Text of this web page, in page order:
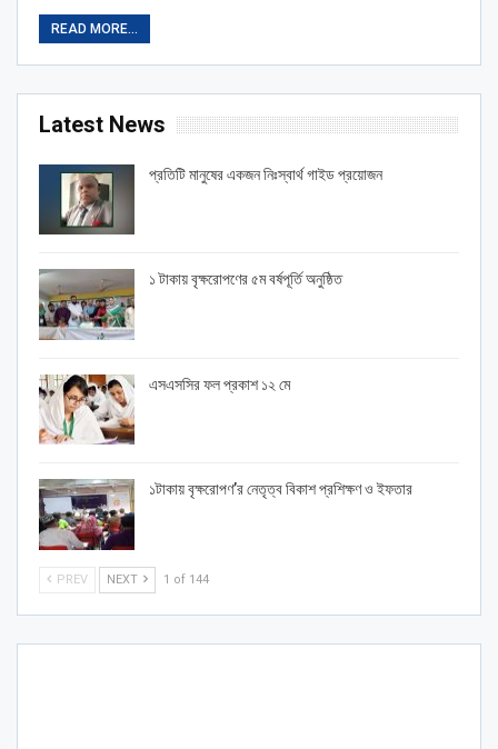
READ MORE...
Latest News
প্রতিটি মানুষের একজন নিঃস্বার্থ গাইড প্রয়োজন
১ টাকায় বৃক্ষরোপণের ৫ম বর্ষপূর্তি অনুষ্ঠিত
এসএসসির ফল প্রকাশ ১২ মে
১টাকায় বৃক্ষরোপণ’র নেতৃত্ব বিকাশ প্রশিক্ষণ ও ইফতার
PREV NEXT 1 of 144